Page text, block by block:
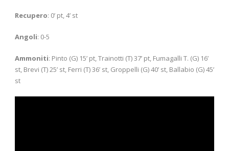
Recupero: 0’ pt, 4’ st
Angoli: 0-5
Ammoniti: Pinto (G) 15’ pt, Trainotti (T) 37’ pt, Fumagalli T. (G) 16’
st, Brevi (T) 25’ st, Ferri (T) 36’ st, Groppelli (G) 40’ st, Ballabio (G) 45’
st